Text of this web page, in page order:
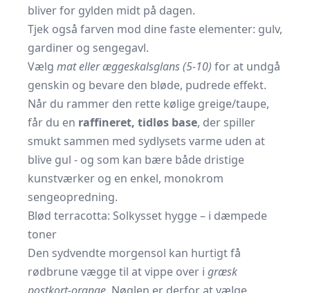
bliver for gylden midt på dagen.
Tjek også farven mod dine faste elementer: gulv,
gardiner og sengegavl.
Vælg mat eller æggeskalsglans (5-10) for at undgå
genskin og bevare den bløde, pudrede effekt.
Når du rammer den rette kølige greige/taupe,
får du en raffineret, tidløs base, der spiller
smukt sammen med sydlysets varme uden at
blive gul - og som kan bære både dristige
kunstværker og en enkel, monokrom
sengeopredning.
Blød terracotta: Solkysset hygge – i dæmpede
toner
Den sydvendte morgensol kan hurtigt få
rødbrune vægge til at vippe over i græsk